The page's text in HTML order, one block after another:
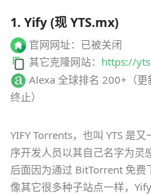
1. Yify (现 YTS.mx)
官网网址：已被关闭
其它克隆网站： https://
Alexa 全球排名 200+（
终止）
YIFY Torrents，也叫 YTS 是
序开发人员以其自己名字为灵
后面因为通过 BitTorrent 免费
像其它很多种子站点一样，